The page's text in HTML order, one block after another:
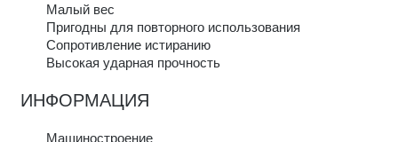
Малый вес
Пригодны для повторного использования
Сопротивление истиранию
Высокая ударная прочность
ИНФОРМАЦИЯ
Машиностроение